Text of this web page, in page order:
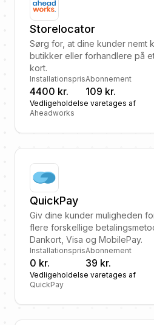
Storelocator
Sørg for, at dine kunder nemt
butikker eller forhandlere på
kort.
Installationspris
4400 kr.
Abonnement
109 kr.
Vedligeholdelse varetages af
Aheadworks
QuickPay
Giv dine kunder muligheden
flere forskellige
Dankort, Visa og MobilePay.
Installationspris
0 kr.
Abonnement
39 kr.
Vedligeholdelse varetages af
QuickPay